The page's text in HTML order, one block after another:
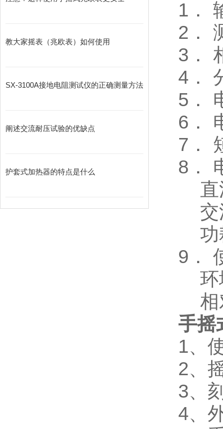
教大家摇表（兆欧表）如何使用
SX-3100A接地电阻测试仪的正确测量方法
阐述交流耐压试验的优缺点
护套式加热器的特点是什么
1．
2．
3．
4．
5．
6．
7．
8．
直
交
功
9．
环
相
手摇
1、
2、
3、
4、